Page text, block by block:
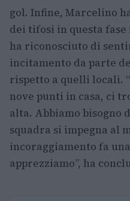
gol. Infine, Marcelino
dei tifosi in questa
ha riconosciuto di
incitamento da parte
rispetto a quelli locali.
nove punti in casa, ci
alta. Abbiamo bisogno
squadra si impegna al
incoraggiamento fa
apprezziamo”, ha